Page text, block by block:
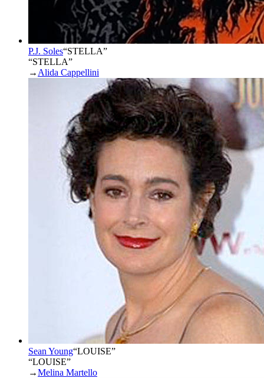
P.J. Soles“STELLA”
“STELLA”
→ Alida Cappellini
Sean Young“LOUISE”
“LOUISE”
→Melina Martello